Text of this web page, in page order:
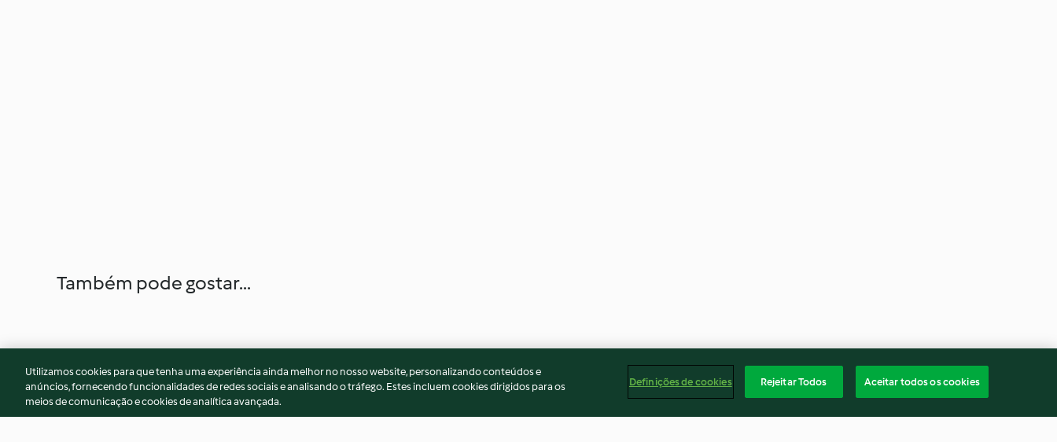
Também pode gostar...
Utilizamos cookies para que tenha uma experiência ainda melhor no nosso website, personalizando conteúdos e
anúncios, fornecendo funcionalidades de redes sociais e analisando o tráfego. Estes incluem cookies dirigidos para os
meios de comunicação e cookies de analítica avançada.
Definições de cookies Rejeitar Todos Aceitar todos os cookies